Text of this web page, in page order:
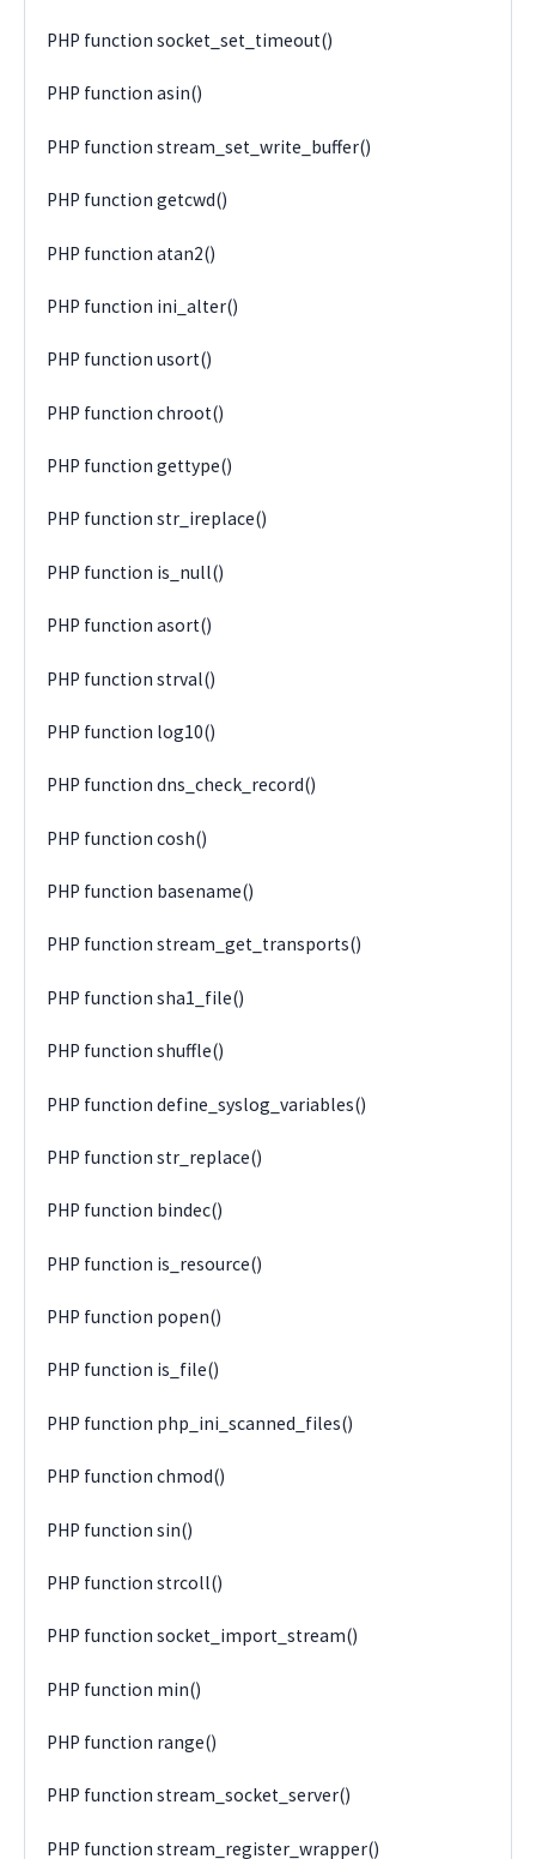
PHP function socket_set_timeout()
PHP function asin()
PHP function stream_set_write_buffer()
PHP function getcwd()
PHP function atan2()
PHP function ini_alter()
PHP function usort()
PHP function chroot()
PHP function gettype()
PHP function str_ireplace()
PHP function is_null()
PHP function asort()
PHP function strval()
PHP function log10()
PHP function dns_check_record()
PHP function cosh()
PHP function basename()
PHP function stream_get_transports()
PHP function sha1_file()
PHP function shuffle()
PHP function define_syslog_variables()
PHP function str_replace()
PHP function bindec()
PHP function is_resource()
PHP function popen()
PHP function is_file()
PHP function php_ini_scanned_files()
PHP function chmod()
PHP function sin()
PHP function strcoll()
PHP function socket_import_stream()
PHP function min()
PHP function range()
PHP function stream_socket_server()
PHP function stream_register_wrapper()